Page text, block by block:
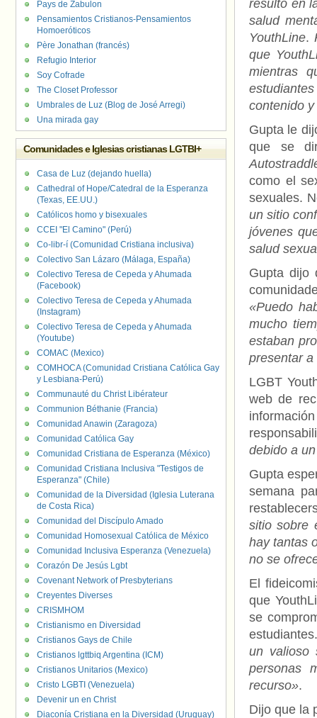
resultó en
salud
YouthLine.
que
mientras
contenido
Gupta le
que se
como el
sexuales.
un sitio
jóvenes
salud
Gupta dijo
«Puedo
mucho
estaban
presentar
LGBT
web de
debido a
Gupta
semana
sitio sobre
hay tantas
no se
El
que
se
un valioso
personas
recurso».
Dijo que la
Pays de Zabulon
Pensamientos Cristianos-Pensamientos
Homoeróticos
Père Jonathan (francés)
Refugio Interior
Soy Cofrade
The Closet Professor
Umbrales de Luz (Blog de José Arregi)
Una mirada gay
Comunidades e Iglesias cristianas LGTBI+
Casa de Luz (dejando huella)
Cathedral of Hope/Catedral de la Esperanza
(Texas, EE.UU.)
Católicos homo y bisexuales
CCEI "El Camino" (Perú)
Co-libr-í (Comunidad Cristiana inclusiva)
Colectivo San Lázaro (Málaga, España)
Colectivo Teresa de Cepeda y Ahumada
(Facebook)
Colectivo Teresa de Cepeda y Ahumada
(Instagram)
Colectivo Teresa de Cepeda y Ahumada
(Youtube)
COMAC (Mexico)
COMHOCA (Comunidad Cristiana Católica Gay
y Lesbiana-Perú)
Communauté du Christ Libérateur
Communion Béthanie (Francia)
Comunidad Anawin (Zaragoza)
Comunidad Católica Gay
Comunidad Cristiana de Esperanza (México)
Comunidad Cristiana Inclusiva "Testigos de
Esperanza" (Chile)
Comunidad de la Diversidad (Iglesia Luterana
de Costa Rica)
Comunidad del Discípulo Amado
Comunidad Homosexual Católica de México
Comunidad Inclusiva Esperanza (Venezuela)
Corazón De Jesús Lgbt
Covenant Network of Presbyterians
Creyentes Diverses
CRISMHOM
Cristianismo en Diversidad
Cristianos Gays de Chile
Cristianos lgttbiq Argentina (ICM)
Cristianos Unitarios (Mexico)
Cristo LGBTI (Venezuela)
Devenir un en Christ
Diaconía Cristiana en la Diversidad (Uruguay)